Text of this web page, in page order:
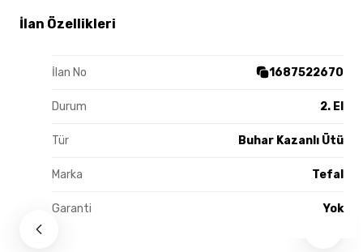
İlan Özellikleri
İlan No 1687522670
Durum 2. El
Tür Buhar Kazanlı Ütü
Marka Tefal
Garanti Yok